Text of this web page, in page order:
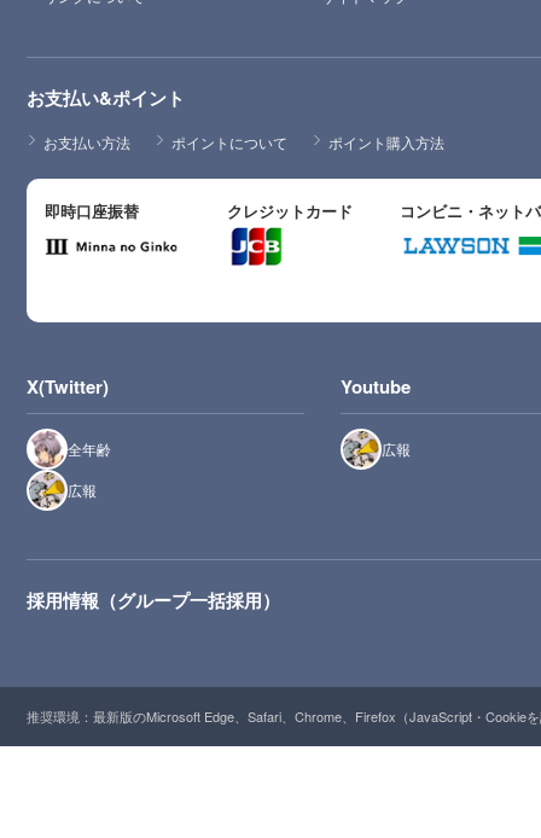
お支払い&ポイント
お支払い方法 ポイントについて ポイント購入方法
即時口座振替 クレジットカード コンビニ・ネット
X(Twitter)
全年齢
広報
Youtube
広報
採用情報（グループ一括採用）
推奨環境：最新版のMicrosoft Edge、Safari、Chrome、Firefox（JavaScript・Cookie